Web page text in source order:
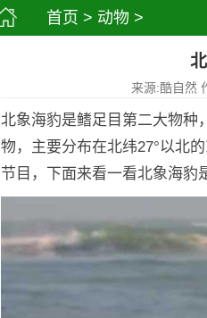
首页 > 动物 >
来源:酷自然
北象海豹是鳍足目第二大物种
物，主要分布在北纬27°以北
节目，下面来看一看北象海豹